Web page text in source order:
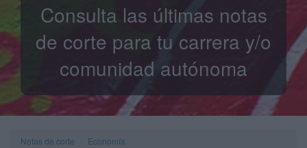
Consulta las últimas notas
de corte para tu carrera y/o
comunidad autónoma
Notas de corte
Economía